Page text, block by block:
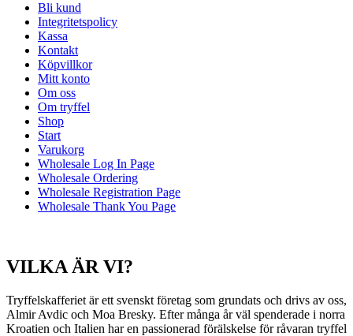
Bli kund
Integritetspolicy
Kassa
Kontakt
Köpvillkor
Mitt konto
Om oss
Om tryffel
Shop
Start
Varukorg
Wholesale Log In Page
Wholesale Ordering
Wholesale Registration Page
Wholesale Thank You Page
VILKA ÄR VI?
Tryffelskafferiet är ett svenskt företag som grundats och drivs av oss,
Almir Avdic och Moa Bresky. Efter många år väl spenderade i norra
Kroatien och Italien har en passionerad förälskelse för råvaran tryffel